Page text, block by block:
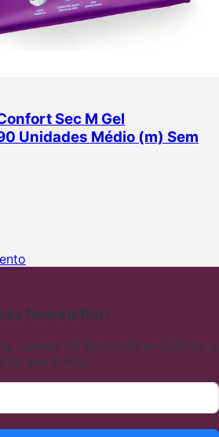
Sec M Gel
Unidades Médio (m) Sem
Newsletter!
cupons de desconto exclusivos e
no seu e-mail.